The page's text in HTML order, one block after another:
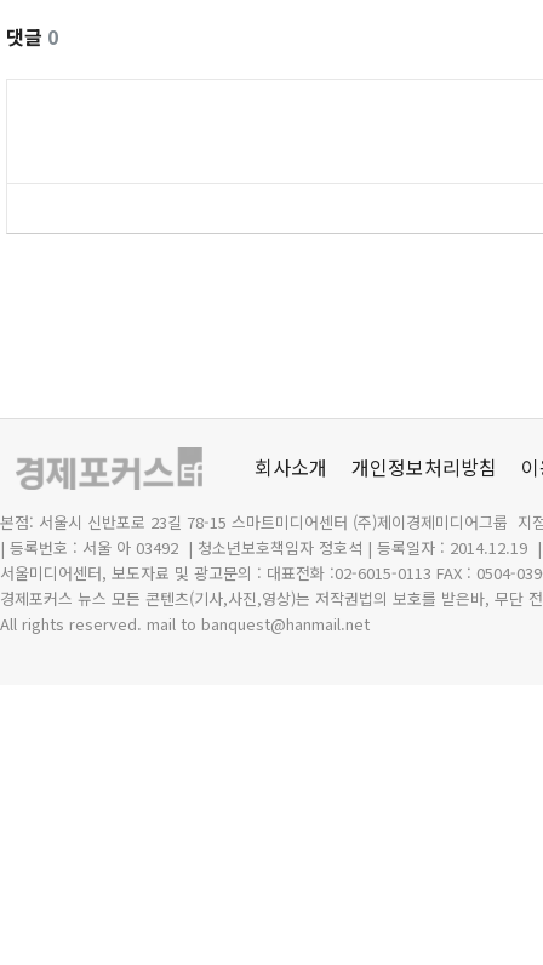
댓글 0
회사소개 개인정보처리방침
본점: 서울시 신반포로 23길 78-15 스마트미디어센터 (주)제이경제미디어그룹 지
| 등록번호 : 서울 아 03492 | 청소년보호책임자 정호석 | 등록일자 : 2014.12.19
서울미디어센터, 보도자료 및 광고문의 : 대표전화 :02-6015-0113 FAX : 0504-
경제포커스 뉴스 모든 콘텐츠(기사,사진,영상)는 저작권법의 보호를 받은바, 무단
All rights reserved. mail to banquest@hanmail.net